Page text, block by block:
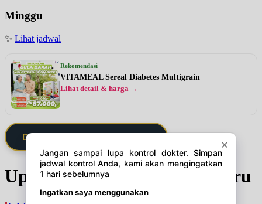
Minggu
✨ Lihat jadwal
Rekomendasi
VITAMEAL Sereal Diabetes Multigrain
Lihat detail & harga →
Daftarkan Saya via Member VIP
Update Jadwal Dokter terbaru